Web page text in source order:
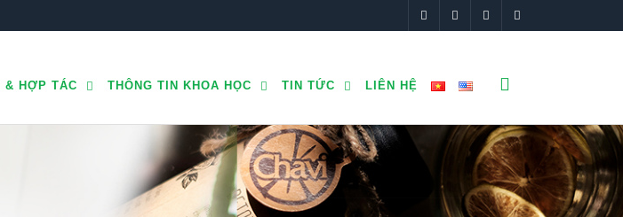
& HỢP TÁC THÔNG TIN KHOA HỌC TIN TỨC LIÊN HỆ